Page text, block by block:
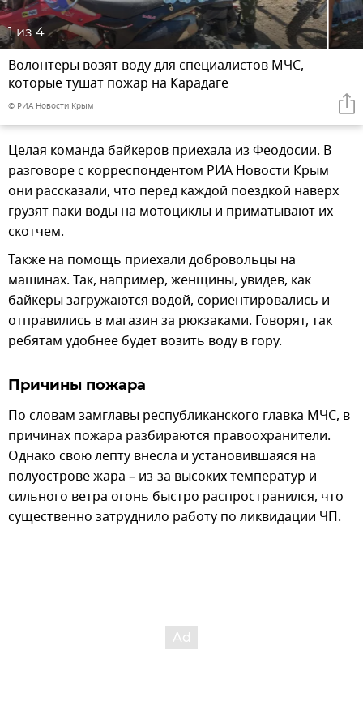
1из 4
Волонтеры возят воду для специалистов МЧС,
которые тушат пожар на Карадаге
© РИА Новости Крым
Целая команда байкеров приехала из Феодосии. В
разговоре с корреспондентом РИА Новости Крым
они рассказали, что перед каждой поездкой наверх
грузят паки воды на мотоциклы и приматывают их
скотчем.
Также на помощь приехали добровольцы на
машинах. Так, например, женщины, увидев, как
байкеры загружаются водой, сориентировались и
отправились в магазин за рюкзаками. Говорят, так
ребятам удобнее будет возить воду в гору.
Причины пожара
По словам замглавы республиканского главка МЧС, в
причинах пожара разбираются правоохранители.
Однако свою лепту внесла и установившаяся на
полуострове жара – из-за высоких температур и
сильного ветра огонь быстро распространился, что
существенно затруднило работу по ликвидации ЧП.